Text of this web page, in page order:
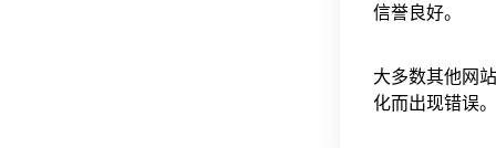
信誉良好。
大多数其他网
化而出现错误